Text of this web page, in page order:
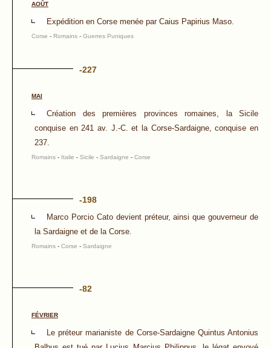
AOÛT
Expédition en Corse menée par Caius Papirius Maso.
Corse - Romains - Guerres Puniques
-227
MAI
Création des premières provinces romaines, la Sicile
conquise en 241 av. J.-C. et la Corse-Sardaigne, conquise en
237.
Romains - Italie - Sicile - Sardaigne - Corse
-198
Marco Porcio Cato devient préteur, ainsi que gouverneur de
la Sardaigne et de la Corse.
Romains - Corse - Sardaigne
-82
FÉVRIER
Le préteur marianiste de Corse-Sardaigne Quintus Antonius